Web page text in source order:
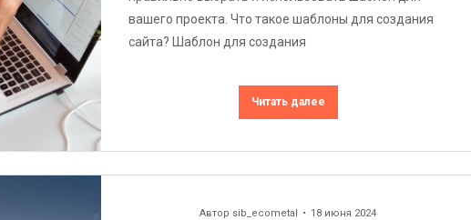
вашего проекта. Что такое шаблоны для создания
сайта? Шаблон для создания
Читать далее
Автор sib_ecometal 18 июня 2024